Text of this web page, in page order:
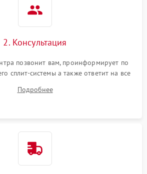
2. Консультация
позвонит вам, проинформирует по
сплит-системы а также ответит на все
Подробнее